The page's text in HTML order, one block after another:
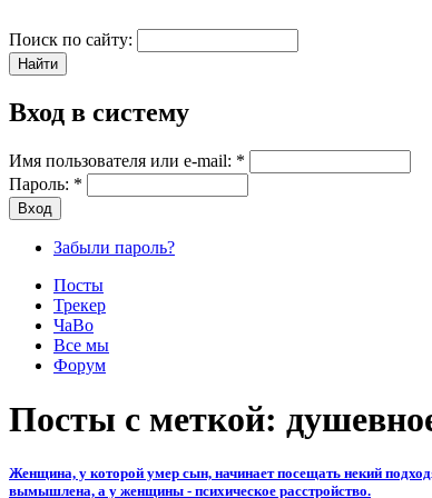
Поиск по сайту:
Вход в систему
Имя пользователя или e-mail: *
Пароль: *
Забыли пароль?
Посты
Трекер
ЧаВо
Все мы
Форум
Посты с меткой:
Женщина, у которой умер сын, начинает посещать некий
вымышлена, а у женщины - психическое расстройство.